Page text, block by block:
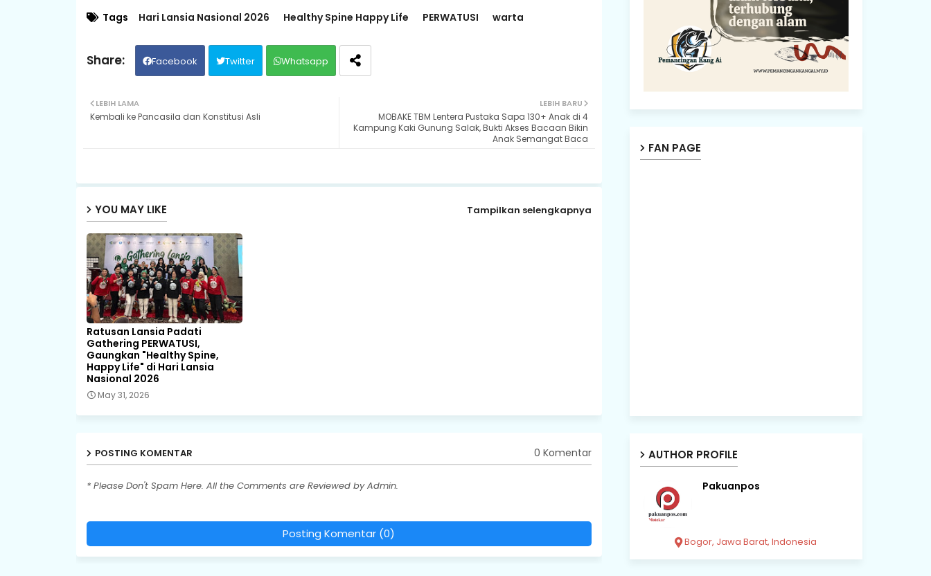
Tags Hari Lansia Nasional 2026 Healthy Spine Happy Life PERWATUSI warta
Facebook Twitter Whatsapp
LEBIH BARU
MOBAKE TBM Lentera Pustaka Sapa 130+ Anak di 4
Kampung Kaki Gunung Salak, Bukti Akses Bacaan Bikin
Anak Semangat Baca
LEBIH LAMA
Kembali ke Pancasila dan Konstitusi Asli
YOU MAY LIKE Tampilkan selengkapnya
Ratusan Lansia Padati
Gathering PERWATUSI,
Gaungkan "Healthy Spine,
Happy Life" di Hari Lansia
Nasional 2026
May 31, 2026
POSTING KOMENTAR 0 Komentar
* Please Don't Spam Here. All the Comments are Reviewed by Admin.
Posting Komentar (0)
FAN PAGE
AUTHOR PROFILE
Pakuanpos
Bogor, Jawa Barat, Indonesia